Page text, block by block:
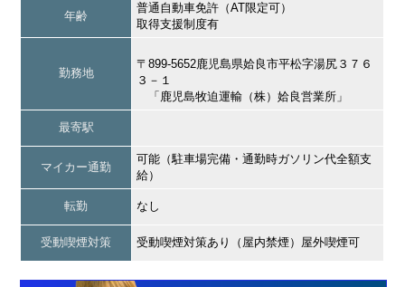
年齢
普通自動車免許（AT限定可）
取得支援制度有
勤務地
〒899-5652鹿児島県姶良市平松字湯尻３７６
３－１
「鹿児島牧迫運輸（株）姶良営業所」
最寄駅
マイカー通勤
可能（駐車場完備・通勤時ガソリン代全額支
給）
転勤 なし
受動喫煙対策 受動喫煙対策あり（屋内禁煙）屋外喫煙可